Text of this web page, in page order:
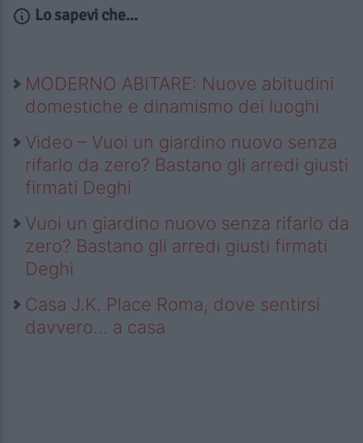
Lo sapevi che...
MODERNO ABITARE: Nuove abitudini
domestiche e dinamismo dei luoghi
Video – Vuoi un giardino nuovo senza
rifarlo da zero? Bastano gli arredi giusti
firmati Deghi
Vuoi un giardino nuovo senza rifarlo da
zero? Bastano gli arredi giusti firmati
Deghi
Casa J.K. Place Roma, dove sentirsi
davvero… a casa